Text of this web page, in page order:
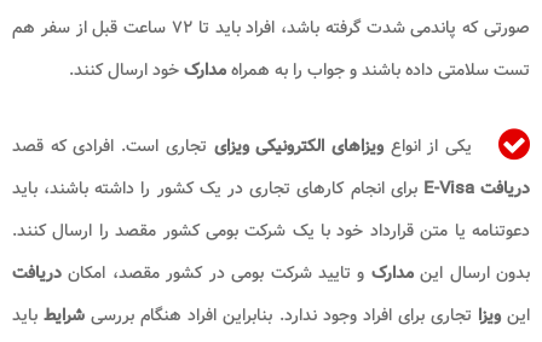
صورتی که پاندمی شدت گرفته باشد، افراد باید تا ۷۲ ساعت قبل از سفر هم
تست سلامتی داده باشند و جواب را به همراهمدارکخود ارسال کنند.
یکی از انواعویزاهای الکترونیکی ویزای تجاری است. افرادی که قصد
دریافت E-Visa
برای انجام کارهای تجاری در یک کشور را داشته باشند، باید
دعوتنامه یا متن قرارداد خود با یک شرکت بومی کشور مقصد را ارسال کنند.
بدون ارسال اینمدارک و تایید شرکت بومی در کشور مقصد، امکان دریافت
اینویزا تجاری برای افراد وجود ندارد. بنابراین افراد هنگام بررسی شرایط باید